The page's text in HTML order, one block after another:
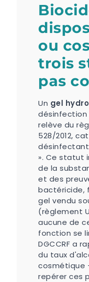
ou
trois
pas
Un gel
désinfection
relève du
528/2012,
désinfectant
». Ce statut
de la
et des
bactéricide,
gel vendu
(règlement
aucune de
fonction se
DGCCRF a
du taux
cosmétique
repérer ces